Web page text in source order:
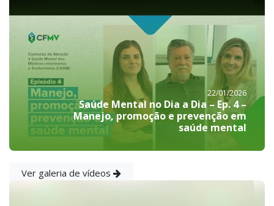
22/01/2026
Saúde Mental no Dia a Dia – Ep. 4 –
Manejo, promoção e prevenção em
saúde mental
Ver galeria de vídeos